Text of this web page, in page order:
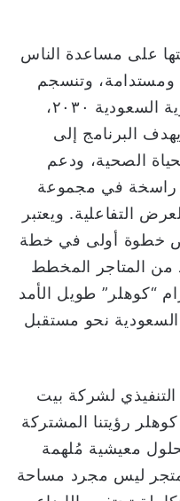
على مساعدة الناس
وتنسجم
هذه المهمة بشكل كبير مع رؤية السعودية ٢٠٣٠،
البرنامج إلى
الصحية، ودعم
راسخة في مجموعة
التفاعلية. ويعتبر
خطوة أولى في خطة
من المتاجر المخطط
“كوهلر” طويل الأمد
نحو مستقبل
لشركة بيت
رؤيتنا المشتركة
معيشية مُلهمة
ليس مجرد مساحة